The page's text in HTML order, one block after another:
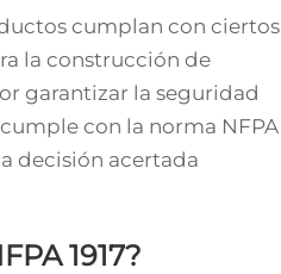
cumplan con ciertos
la construcción de
garantizar la seguridad
con la norma NFPA
decisión acertada
1917?